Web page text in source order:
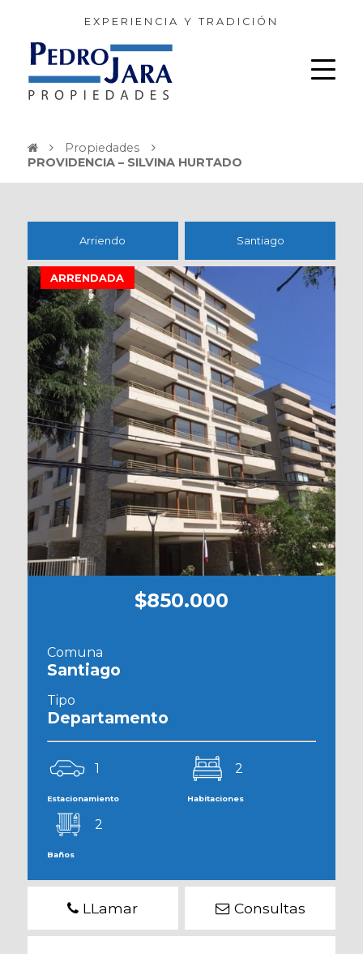
EXPERIENCIA Y TRADICIÓN
Propiedades
PROVIDENCIA – SILVINA HURTADO
Arriendo Santiago
ARRENDADA
$850.000
Comuna
Santiago
Tipo
Departamento
1
Estacionamiento
2
Habitaciones
2
Baños
LLamar Consultas